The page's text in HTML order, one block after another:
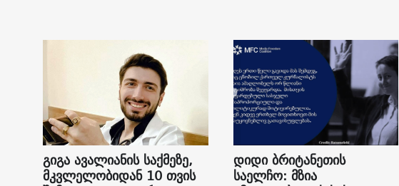
გიგა ავალიანის საქმეზე,
მკვლელობიდან 10 თვის
დიდი ბრიტანეთის
საელჩო: მზია